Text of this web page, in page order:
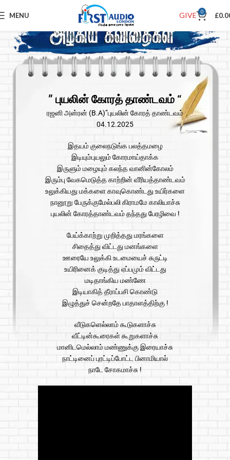
MENU GIVE 0 £
” புயலின் கோரத் தாண்டவம் “
ரஜனி அன்ரன் (B.A)”புயலின் கோரத் தாண்டவம்
04.12.2025
இதயம் குலைநடுங்க பலத்தமழை
இடியும்புயலும் கோரமாய்தாக்க
இருளும் மழையும் கலந்த வானின்கோலம்
இரும்பு வேகமெடுத்த காற்றின் வீரியத்தாண்டவம்
உலுக்கியது மக்களை காவுகொண்டது உயிர்களை
நானூறு பேருக்குமேல்பலி கிராமமே காலியாச்சு
புயலின் கோரத்தாண்டவம் தந்தது பேரழிவை !
பேய்க்காற்று முறித்தது மரங்களை
சிதைத்து விட்டது மனங்களை
ஊரையே உலுக்கி உடமையைச் சுருட்டி
உயிரினைக் குடித்து ஏப்பமும் விட்டது
மடிதாங்கிய மண்ணே
இடியாகித் தீராப்பசி கொண்டு
இழுத்துச் சென்றதே பாதாளத்திற்கு !
வீடுகளெல்லாம் கூடுகளாச்சு
வீட்டின்கூரைகள் கூறுகளாச்சு
மானிடமெல்லாம் மண்ணுக்கு இரையாச்சு
நாட்டினைப் புரட்டிப்போட்ட பினாமியால்
நாடே சோகமாச்சு !